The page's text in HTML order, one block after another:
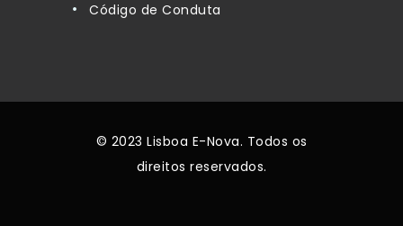
Código de Conduta
© 2023 Lisboa E-Nova. Todos os
direitos reservados.